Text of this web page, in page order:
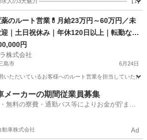
スタッフ
薬のルート営業💊月給23万円～60万円／未
｜土日祝休み｜年休120日以上｜転勤なし
営業｜全国募集
円
株式会社
島市 6月24日
いただいているお客様へのルート営業を担当していただ
未経験
メーカーの期間従業員募集
無料の寮費・通勤バス等によりお金が貯まり
動車株式会社 Ad